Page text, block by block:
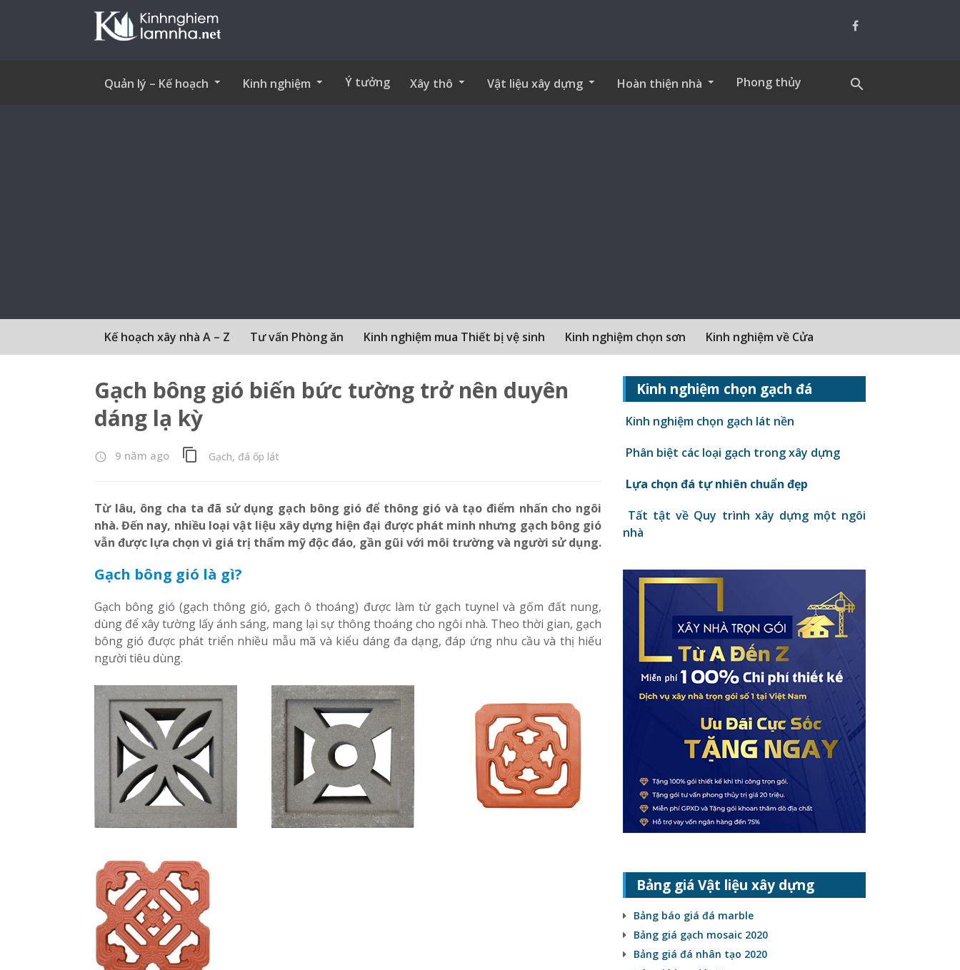
Quản lý – Kế hoạch Kinh nghiệm Ý tưởng Xây thô Vật liệu xây dựng Hoàn thiện nhà Phong thủy search
Kế hoạch xây nhà A – Z Tư vấn Phòng ăn Kinh nghiệm mua Thiết bị vệ sinh Kinh nghiệm chọn sơn Kinh nghiệm về Cửa
Gạch bông gió biến bức tường trở nên duyên
dáng lạ kỳ
access_time 9 năm ago content_copy Gạch, đá ốp lát
Từ lâu, ông cha ta đã sử dụng gạch bông gió để thông gió và tạo điểm nhấn cho ngôi
nhà. Đến nay, nhiều loại vật liệu xây dựng hiện đại được phát minh nhưng gạch bông gió
vẫn được lựa chọn vì giá trị thẩm mỹ độc đáo, gần gũi với môi trường và người sử dụng.
Gạch bông gió là gì?
Gạch bông gió (gạch thông gió, gạch ô thoáng) được làm từ gạch tuynel và gốm đất nung,
dùng để xây tường lấy ánh sáng, mang lại sự thông thoáng cho ngôi nhà. Theo thời gian, gạch
bông gió được phát triển nhiều mẫu mã và kiểu dáng đa dạng, đáp ứng nhu cầu và thị hiếu
người tiêu dùng.
Kinh nghiệm chọn gạch đá
Kinh nghiệm chọn gạch lát nền
Phân biệt các loại gạch trong xây dựng
Lựa chọn đá tự nhiên chuẩn đẹp
Tất tật về Quy trình xây dựng một ngôi
nhà
Bảng giá Vật liệu xây dựng
Bảng báo giá đá marble
Bảng giá gạch mosaic 2020
Bảng giá đá nhân tạo 2020